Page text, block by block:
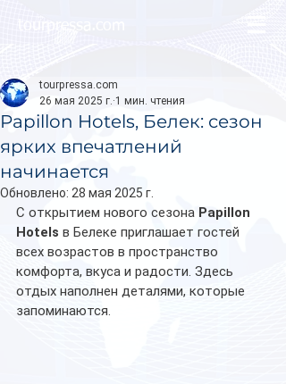
Papillon Hotels, Белек: сезон
ярких впечатлений
начинается
tourpressa.com
26 мая 2025 г. 1 мин. чтения
Обновлено: 28 мая 2025 г.
С открытием нового сезона Papillon
Hotels в Белеке приглашает гостей
всех возрастов в пространство
комфорта, вкуса и радости. Здесь
отдых наполнен деталями, которые
запоминаются.